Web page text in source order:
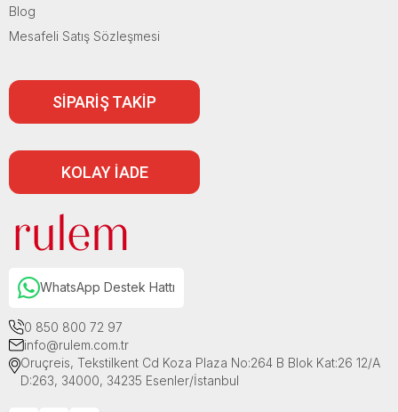
Blog
Mesafeli Satış Sözleşmesi
SİPARİŞ TAKİP
KOLAY İADE
WhatsApp Destek Hattı
0 850 800 72 97
info@rulem.com.tr
Oruçreis, Tekstilkent Cd Koza Plaza No:264 B Blok Kat:26 12/A
D:263, 34000, 34235 Esenler/İstanbul